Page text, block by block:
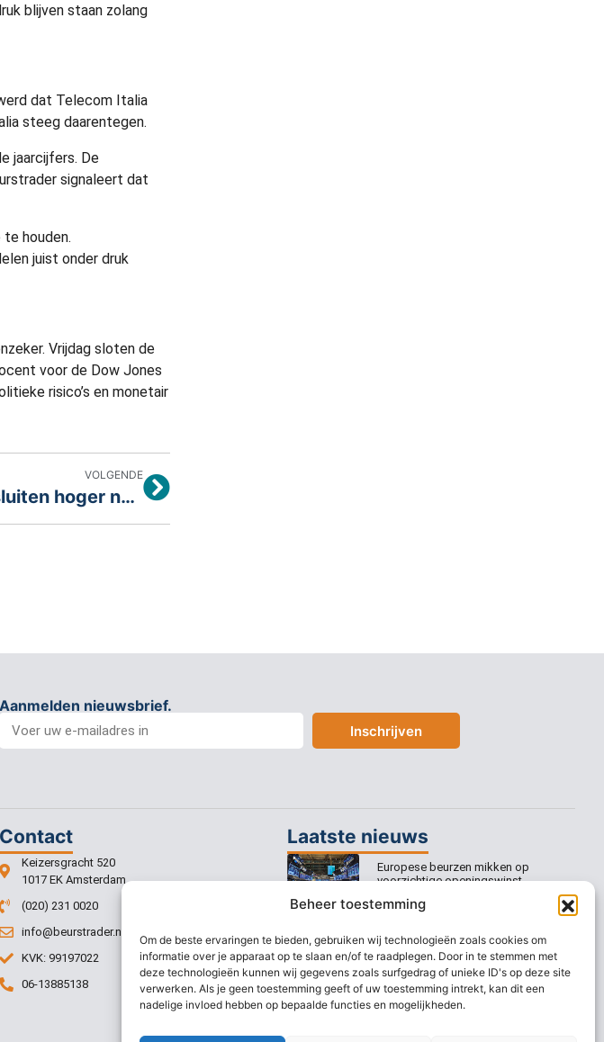
Beheer toestemming
Om de beste ervaringen te bieden, gebruiken wij technologieën zoals cookies om
informatie over je apparaat op te slaan en/of te raadplegen. Door in te stemmen met
deze technologieën kunnen wij gegevens zoals surfgedrag of unieke ID's op deze site
verwerken. Als je geen toestemming geeft of uw toestemming intrekt, kan dit een
nadelige invloed hebben op bepaalde functies en mogelijkheden.
blijven staan zolang
dat Telecom Italia
steeg daarentegen.
jaarcijfers. De
signaleert dat
houden.
juist onder druk
Vrijdag sloten de
voor de Dow Jones
risico’s en monetair
VOLGENDE
Europese beurzen sluiten hoger na nerveuze handelsdag
Aanmelden nieuwsbrief.
Inschrijven
Contact
Keizersgracht 520
1017 EK Amsterdam
(020) 231 0020
info@beurstrader.nl
KVK: 99197022
06-13885138
Laatste nieuws
Europese beurzen mikken op
voorzichtige openingswinst
Europese beurzen blijven dicht bij
AEX nadert opnieuw zijn hoogste
niveau ooit
Europese beurzen stijgen richting